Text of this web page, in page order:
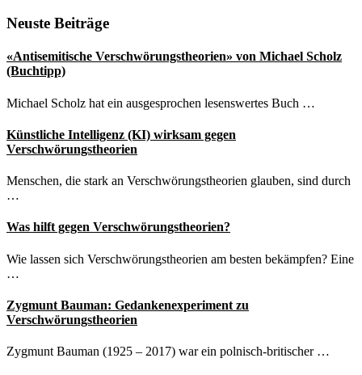
Seitenspalte
Neuste Beiträge
«Antisemitische Verschwörungstheorien» von Michael Scholz
(Buchtipp)
Michael Scholz hat ein ausgesprochen lesenswertes Buch …
Künstliche Intelligenz (KI) wirksam gegen
Verschwörungstheorien
Menschen, die stark an Verschwörungstheorien glauben, sind durch
…
Was hilft gegen Verschwörungstheorien?
Wie lassen sich Verschwörungstheorien am besten bekämpfen? Eine
…
Zygmunt Bauman: Gedankenexperiment zu
Verschwörungstheorien
Zygmunt Bauman (1925 – 2017) war ein polnisch-britischer …